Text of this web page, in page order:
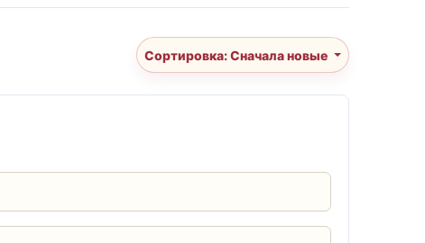
Сортировка: Сначала новые